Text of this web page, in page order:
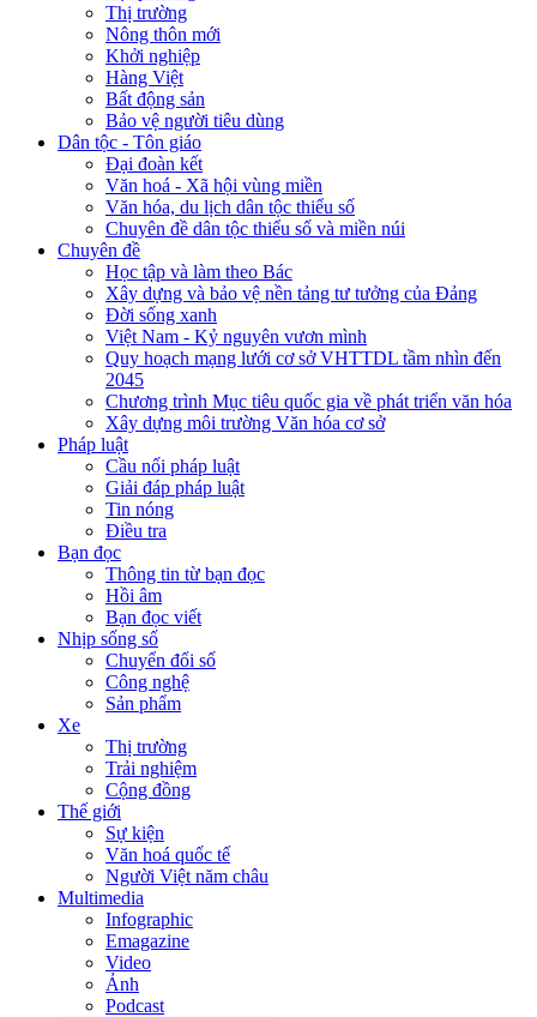
Thị trường
Nông thôn mới
Khởi nghiệp
Hàng Việt
Bất động sản
Bảo vệ người tiêu dùng
Dân tộc - Tôn giáo
Đại đoàn kết
Văn hoá - Xã hội vùng miền
Văn hóa, du lịch dân tộc thiểu số
Chuyên đề dân tộc thiểu số và miền núi
Chuyên đề
Học tập và làm theo Bác
Xây dựng và bảo vệ nền tảng tư tưởng của Đảng
Đời sống xanh
Việt Nam - Kỷ nguyên vươn mình
Quy hoạch mạng lưới cơ sở VHTTDL tầm nhìn đến
2045
Chương trình Mục tiêu quốc gia về phát triển văn hóa
Xây dựng môi trường Văn hóa cơ sở
Pháp luật
Cầu nối pháp luật
Giải đáp pháp luật
Tin nóng
Điều tra
Bạn đọc
Thông tin từ bạn đọc
Hồi âm
Bạn đọc viết
Nhịp sống số
Chuyển đổi số
Công nghệ
Sản phẩm
Xe
Thị trường
Trải nghiệm
Cộng đồng
Thế giới
Sự kiện
Văn hoá quốc tế
Người Việt năm châu
Multimedia
Infographic
Emagazine
Video
Ảnh
Podcast